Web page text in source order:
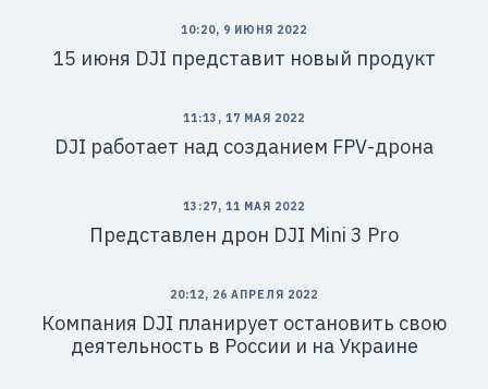
10:20, 9 ИЮНЯ 2022
15 июня DJI представит новый продукт
11:13, 17 МАЯ 2022
DJI работает над созданием FPV-дрона
13:27, 11 МАЯ 2022
Представлен дрон DJI Mini 3 Pro
20:12, 26 АПРЕЛЯ 2022
Компания DJI планирует остановить свою
деятельность в России и на Украине